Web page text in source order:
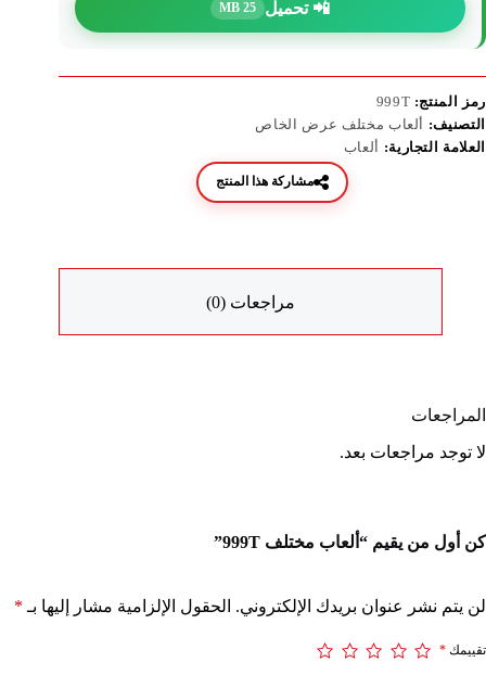
📲 تحميل 25 MB
رمز المنتج: 999T
التصنيف: ألعاب مختلف عرض الخاص
العلامة التجارية: ألعاب
مشاركة هذا المنتج
مراجعات (0)
المراجعات
لا توجد مراجعات بعد.
كن أول من يقيم “ألعاب مختلف 999T”
لن يتم نشر عنوان بريدك الإلكتروني. الحقول الإلزامية مشار إليها بـ *
تقييمك *